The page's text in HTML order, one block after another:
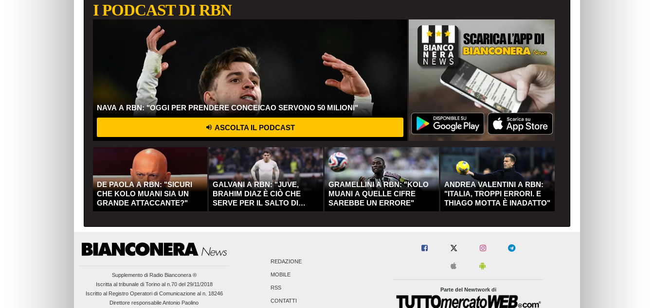
I PODCAST DI RBN
NAVA A RBN: "OGGI PER PRENDERE CONCEICAO SERVONO 50 MILIONI"
ASCOLTA IL PODCAST
DE PAOLA A RBN: "SICURI
CHE KOLO MUANI SIA UN
GRANDE ATTACCANTE?"
GALVANI A RBN: "JUVE,
BRAHIM DIAZ È CIÒ CHE
SERVE PER IL SALTO DI
QUALITÀ"
GRAMELLINI A RBN: "KOLO
MUANI A QUELLE CIFRE
SAREBBE UN ERRORE"
ANDREA VALENTINI A RBN:
"ITALIA, TROPPI ERRORI. E
THIAGO MOTTA È INADATTO"
Supplemento di Radio Bianconera ®
Iscritta al tribunale di Torino al n.70 del 29/11/2018
Iscritto al Registro Operatori di Comunicazione al n. 18246
Direttore responsabile Antonio Paolino
REDAZIONE
MOBILE
RSS
CONTATTI
Parte del Newtwork di